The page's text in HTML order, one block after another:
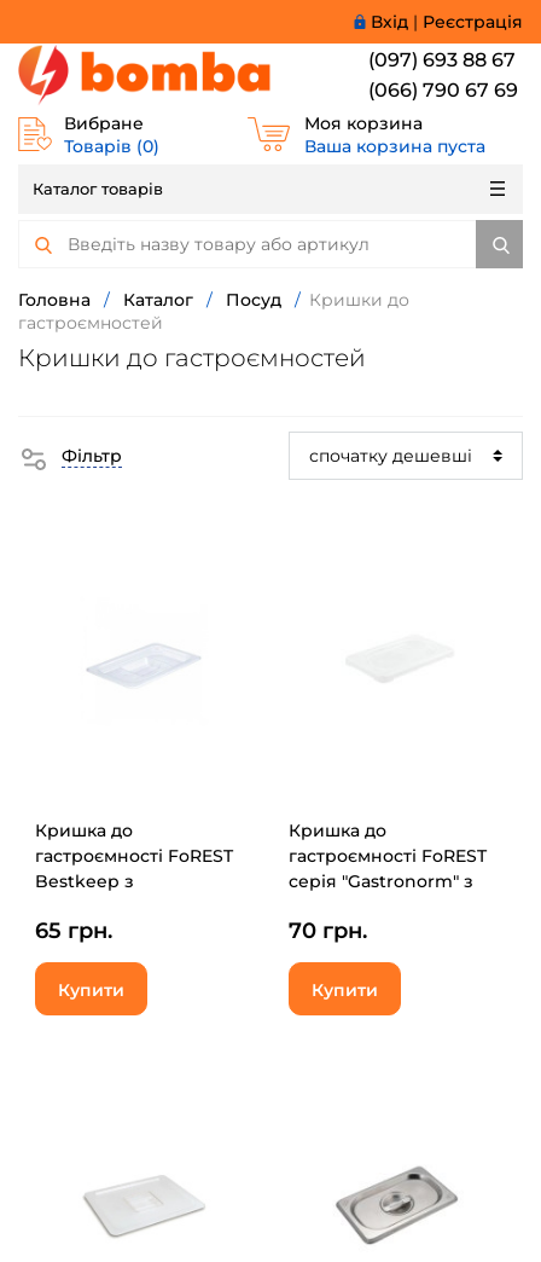
Вхід | Реєстрація
(097) 693 88 67
(066) 790 67 69
Вибране
Товарів (0)
Моя корзина
Ваша корзина пуста
Каталог товарів
Головна / Каталог / Посуд / Кришки до
гастроємностей
Кришки до гастроємностей
Фільтр
Кришка до
гастроємності FoREST
Bestkeep з
(271900)
65 грн.
Купити
Кришка до
гастроємності FoREST
серія "Gastronorm" з
176х108 мм (241900)
70 грн.
Купити